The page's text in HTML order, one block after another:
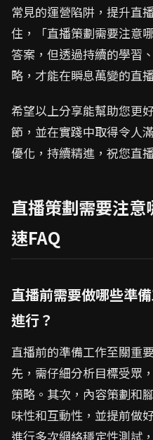
常見的運營陷阱，提升直
住，「直播策劃需要注意
答案，但透過持續的學習
略，才能在瞬息萬變的直
希望以上分享能幫助您更
節，並在實踐中取得令人
優化，持續精進，祝您直
直播策劃需要注
速FAQ
直播前需要做哪些準
進行？
直播前的準備工作至關重
先，需仔細分析目標受眾
策略。其次，內容策劃和
味性和互動性，並提前做
進行多次網絡穩定性測試